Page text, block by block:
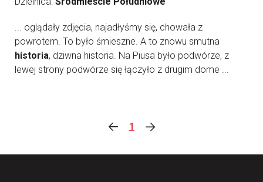
... oglądały zdjęcia, najadłyśmy się, chowała z
powrotem. To było śmieszne. A to znowu smutna
historia, dziwna historia. Na Piusa było podwórze, z
lewej strony podwórze się łączyło z drugim dome ...
1